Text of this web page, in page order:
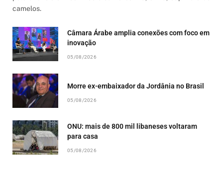
camelos.
Câmara Árabe amplia conexões com foco em
inovação
05/08/2026
Morre ex-embaixador da Jordânia no Brasil
05/08/2026
ONU: mais de 800 mil libaneses voltaram
para casa
05/08/2026